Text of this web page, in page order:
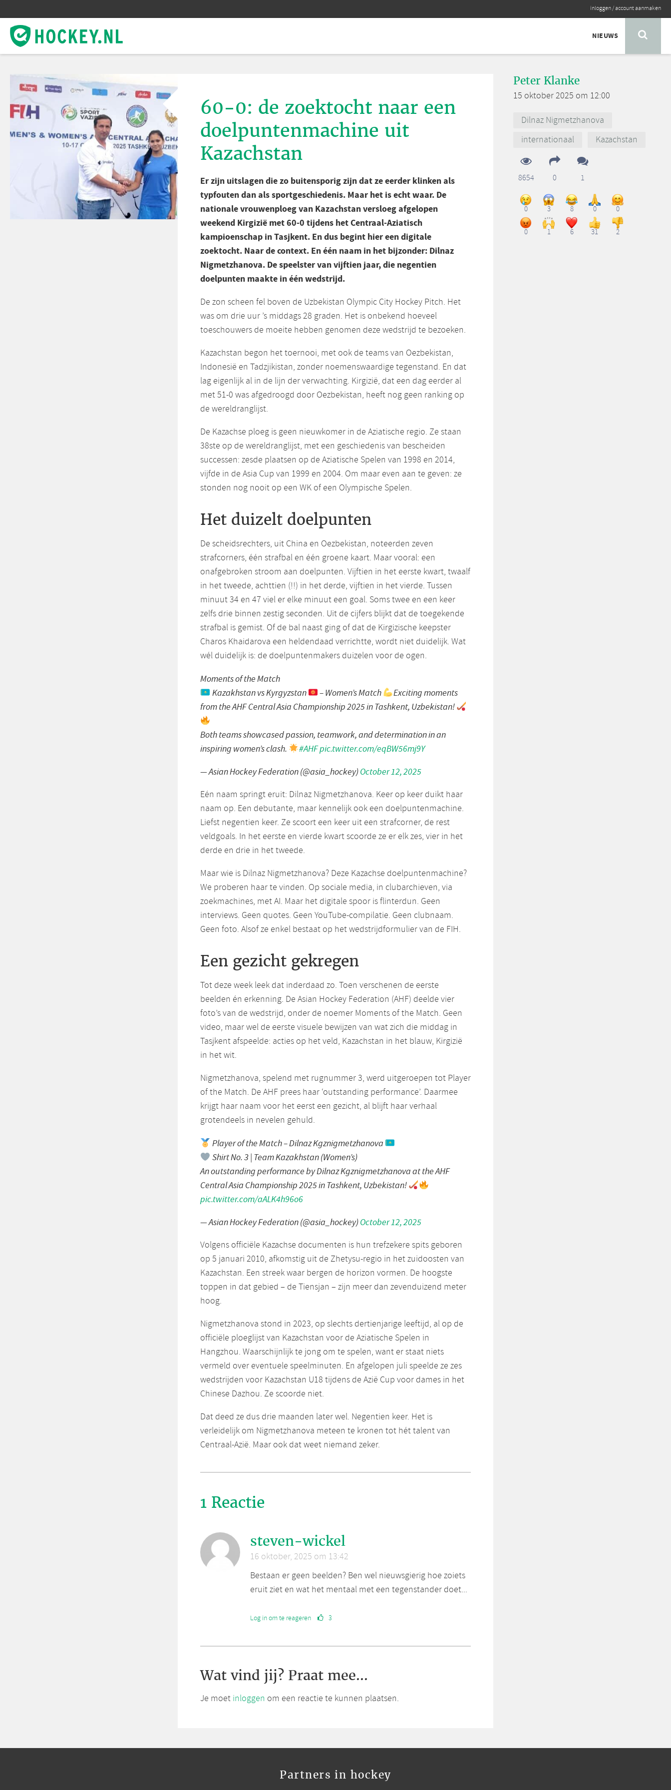
inloggen/account aanmaken
NIEUWS
60-0: de zoektocht naar een
doelpuntenmachine uit
Kazachstan
Er zijn uitslagen die zo buitensporig zijn dat ze eerder klinken als
typfouten dan als sportgeschiedenis. Maar het is echt waar. De
nationale vrouwenploeg van Kazachstan versloeg afgelopen
weekend Kirgizië met 60-0 tijdens het Centraal-Aziatisch
kampioenschap in Tasjkent. En dus begint hier een digitale
zoektocht. Naar de context. En één naam in het bijzonder: Dilnaz
Nigmetzhanova. De speelster van vijftien jaar, die negentien
doelpunten maakte in één wedstrijd.
De zon scheen fel boven de Uzbekistan Olympic City Hockey Pitch. Het
was om drie uur ’s middags 28 graden. Het is onbekend hoeveel
toeschouwers de moeite hebben genomen deze wedstrijd te bezoeken.
Kazachstan begon het toernooi, met ook de teams van Oezbekistan,
Indonesië en Tadzjikistan, zonder noemenswaardige tegenstand. En dat
lag eigenlijk al in de lijn der verwachting. Kirgizië, dat een dag eerder al
met 51-0 was afgedroogd door Oezbekistan, heeft nog geen ranking op
de wereldranglijst.
De Kazachse ploeg is geen nieuwkomer in de Aziatische regio. Ze staan
38ste op de wereldranglijst, met een geschiedenis van bescheiden
successen: zesde plaatsen op de Aziatische Spelen van 1998 en 2014,
vijfde in de Asia Cup van 1999 en 2004. Om maar even aan te geven: ze
stonden nog nooit op een WK of een Olympische Spelen.
Het duizelt doelpunten
De scheidsrechters, uit China en Oezbekistan, noteerden zeven
strafcorners, één strafbal en één groene kaart. Maar vooral: een
onafgebroken stroom aan doelpunten. Vijftien in het eerste kwart, twaalf
in het tweede, achttien (!!) in het derde, vijftien in het vierde. Tussen
minuut 34 en 47 viel er elke minuut een goal. Soms twee en een keer
zelfs drie binnen zestig seconden. Uit de cijfers blijkt dat de toegekende
strafbal is gemist. Of de bal naast ging of dat de Kirgizische keepster
Charos Khaidarova een heldendaad verrichtte, wordt niet duidelijk. Wat
wél duidelijk is: de doelpuntenmakers duizelen voor de ogen.
Moments of the Match
Kazakhstan vs Kyrgyzstan
– Women’s Match
Exciting moments
from the AHF Central Asia Championship 2025 in Tashkent, Uzbekistan!
Both teams showcased passion, teamwork, and determination in an
inspiring women’s clash.
#AHFpic.twitter.com/eqBW56mj9Y
— Asian Hockey Federation (@asia_hockey)October 12, 2025
Eén naam springt eruit: Dilnaz Nigmetzhanova. Keer op keer duikt haar
naam op. Een debutante, maar kennelijk ook een doelpuntenmachine.
Liefst negentien keer. Ze scoort een keer uit een strafcorner, de rest
veldgoals. In het eerste en vierde kwart scoorde ze er elk zes, vier in het
derde en drie in het tweede.
Maar wie is Dilnaz Nigmetzhanova? Deze Kazachse doelpuntenmachine?
We proberen haar te vinden. Op sociale media, in clubarchieven, via
zoekmachines, met AI. Maar het digitale spoor is flinterdun. Geen
interviews. Geen quotes. Geen YouTube-compilatie. Geen clubnaam.
Geen foto. Alsof ze enkel bestaat op het wedstrijdformulier van de FIH.
Een gezicht gekregen
Tot deze week leek dat inderdaad zo. Toen verschenen de eerste
beelden én erkenning. De Asian Hockey Federation (AHF) deelde vier
foto’s van de wedstrijd, onder de noemer Moments of the Match. Geen
video, maar wel de eerste visuele bewijzen van wat zich die middag in
Tasjkent afspeelde: acties op het veld, Kazachstan in het blauw, Kirgizië
in het wit.
Nigmetzhanova, spelend met rugnummer 3, werd uitgeroepen tot Player
of the Match. De AHF prees haar ‘outstanding performance’. Daarmee
krijgt haar naam voor het eerst een gezicht, al blijft haar verhaal
grotendeels in nevelen gehuld.
Player of the Match – Dilnaz Kgznigmetzhanova
Shirt No. 3 | Team Kazakhstan (Women’s)
An outstanding performance by Dilnaz Kgznigmetzhanova at the AHF
Central Asia Championship 2025 in Tashkent, Uzbekistan!
pic.twitter.com/aALK4h96o6
— Asian Hockey Federation (@asia_hockey)October 12, 2025
Volgens officiële Kazachse documenten is hun trefzekere spits geboren
op 5 januari 2010, afkomstig uit de Zhetysu-regio in het zuidoosten van
Kazachstan. Een streek waar bergen de horizon vormen. De hoogste
toppen in dat gebied – de Tiensjan – zijn meer dan zevenduizend meter
hoog.
Nigmetzhanova stond in 2023, op slechts dertienjarige leeftijd, al op de
officiële ploeglijst van Kazachstan voor de Aziatische Spelen in
Hangzhou. Waarschijnlijk te jong om te spelen, want er staat niets
vermeld over eventuele speelminuten. En afgelopen juli speelde ze zes
wedstrijden voor Kazachstan U18 tijdens de Azië Cup voor dames in het
Chinese Dazhou. Ze scoorde niet.
Dat deed ze dus drie maanden later wel. Negentien keer. Het is
verleidelijk om Nigmetzhanova meteen te kronen tot hét talent van
Centraal-Azië. Maar ook dat weet niemand zeker.
1 Reactie
steven-wickel
16 oktober, 2025 om 13:42
Bestaan er geen beelden? Ben wel nieuwsgierig hoe zoiets
eruit ziet en wat het mentaal met een tegenstander doet...
Log in om te reageren 3
Wat vind jij? Praat mee...
Je moet inloggen om een reactie te kunnen plaatsen.
Peter Klanke
15 oktober 2025 om 12:00
Dilnaz Nigmetzhanova
internationaal
Kazachstan
8654 0 1
0 3 8 0 0
0 1 6 31 2
Partners in hockey